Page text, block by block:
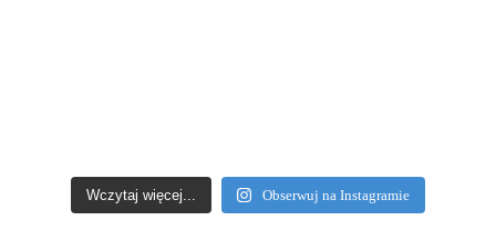
Wczytaj więcej... Obserwuj na Instagramie